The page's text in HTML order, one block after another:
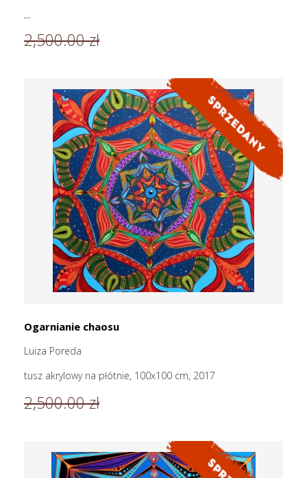
...
2,500.00 zł
Ogarnianie chaosu
Luiza Poreda
tusz akrylowy na płótnie, 100x100 cm, 2017
2,500.00 zł